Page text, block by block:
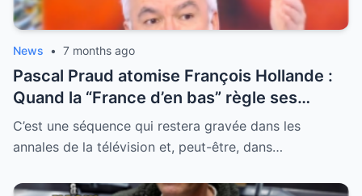
News • 7 months ago
Pascal Praud atomise François Hollande :
Quand la “France d’en bas” règle ses
comptes avec l’arrogance d’une élite faillie
C’est une séquence qui restera gravée dans les
annales de la télévision et, peut-être, dans…